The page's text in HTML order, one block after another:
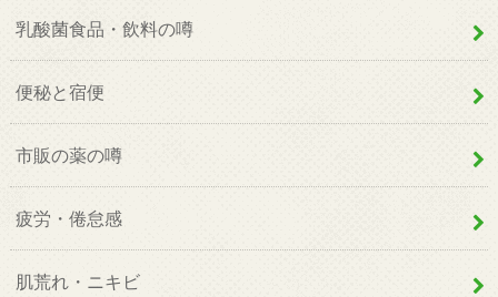
乳酸菌食品・飲料の噂
便秘と宿便
市販の薬の噂
疲労・倦怠感
肌荒れ・ニキビ